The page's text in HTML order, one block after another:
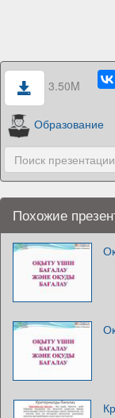
3.50M
Образование
Похожие